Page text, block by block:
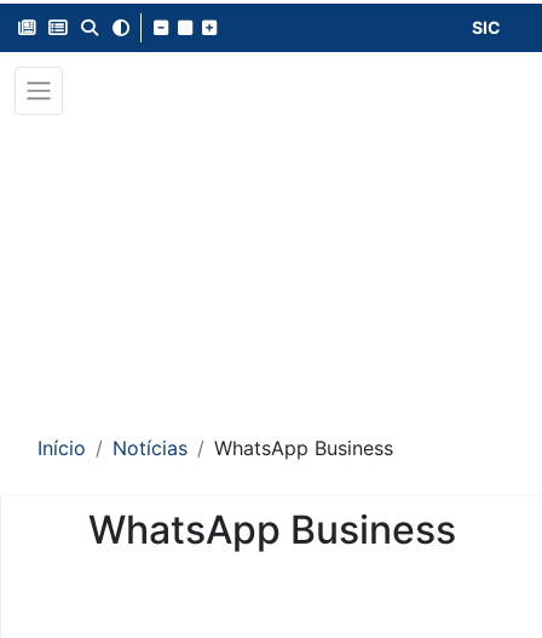
SIC
Início Notícias WhatsApp Business
WhatsApp Business